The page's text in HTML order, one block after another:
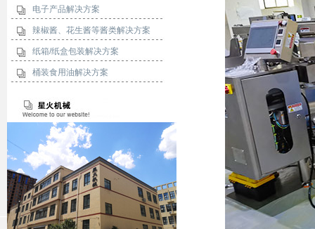
电子产品解决方案
辣椒酱、花生酱等酱类解决方案
纸箱/纸盒包装解决方案
桶装食用油解决方案